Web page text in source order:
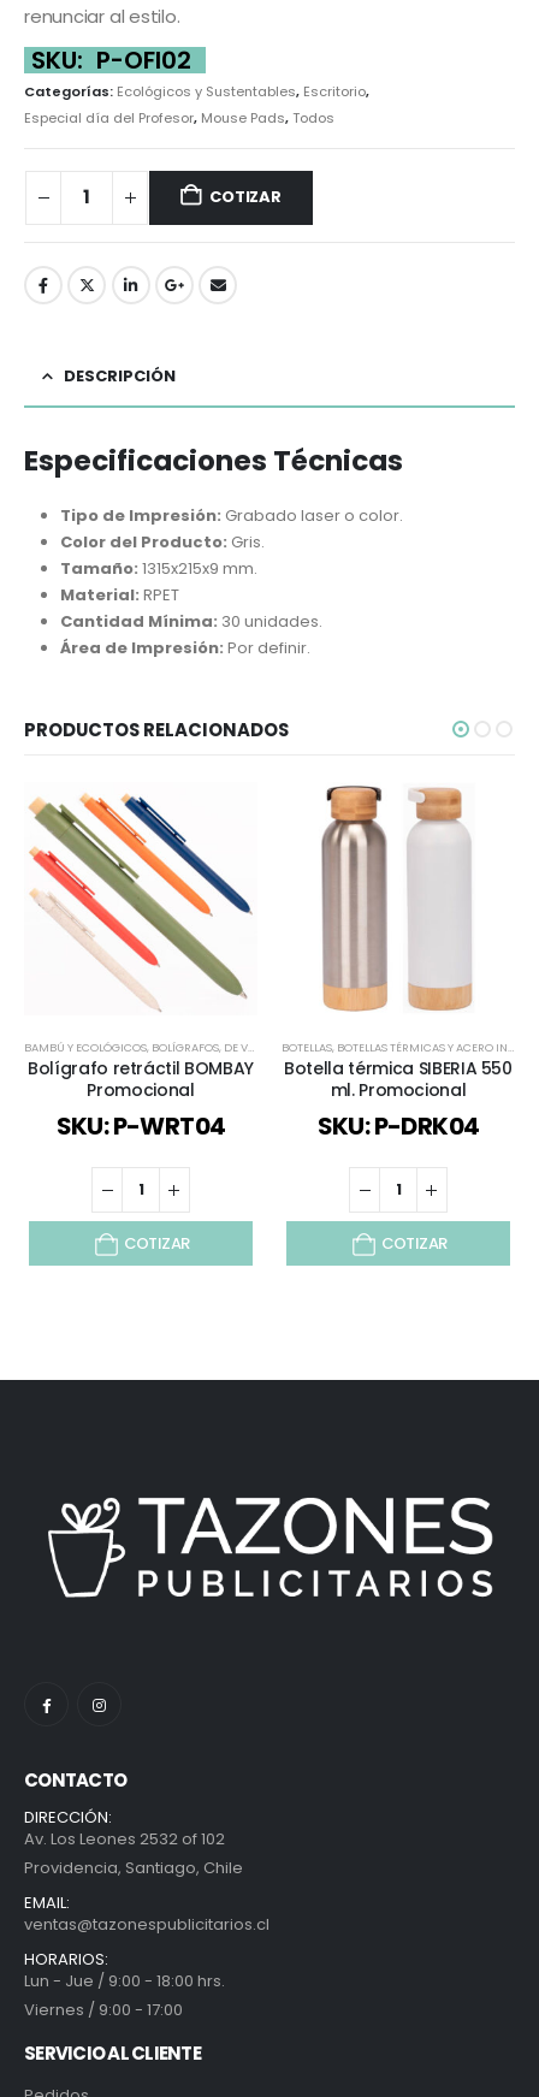
renunciar al estilo.
SKU: P-OFI02
Categorías: Ecológicos y Sustentables, Escritorio,
Especial día del Profesor, Mouse Pads,Todos
COTIZAR
DESCRIPCIÓN
Especificaciones Técnicas
Tipo de Impresión: Grabado laser o color.
Color del Producto: Gris.
Tamaño: 1315x215x9 mm.
Material: RPET
Cantidad Mínima: 30 unidades.
Área de Impresión: Por definir.
PRODUCTOS RELACIONADOS
BAMBÚ Y ECOLÓGICOS, BOLÍGRAFOS, DE VUELTA AL COLEGIO ,ECOLÓGICOS Y SUSTENTABLES,
Bolígrafo retráctil BOMBAY
Promocional
SKU: P-WRT04
COTIZAR
BOTELLAS, BOTELLAS TÉRMICAS Y ACERO INOX
Botella térmica SIBERIA 550
ml. Promocional
SKU: P-DRK04
COTIZAR
CONTACTO
DIRECCIÓN:
Av. Los Leones 2532 of 102
Providencia, Santiago, Chile
EMAIL:
ventas@tazonespublicitarios.cl
HORARIOS:
Lun - Jue / 9:00 - 18:00 hrs.
Viernes / 9:00 - 17:00
SERVICIO AL CLIENTE